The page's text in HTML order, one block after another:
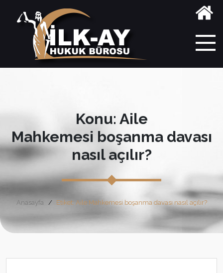
Konu: Aile
Mahkemesi boşanma davası
nasıl açılır?
Anasayfa Etiket: Aile Mahkemesi boşanma davası nasıl açılır?